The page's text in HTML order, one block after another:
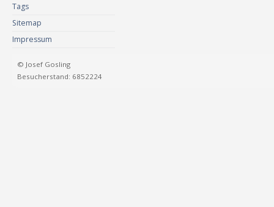
Tags
Sitemap
Impressum
© Josef Gosling
Besucherstand: 6852224